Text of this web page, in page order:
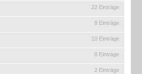
22 Einträge
8 Einträge
10 Einträge
8 Einträge
2 Einträge